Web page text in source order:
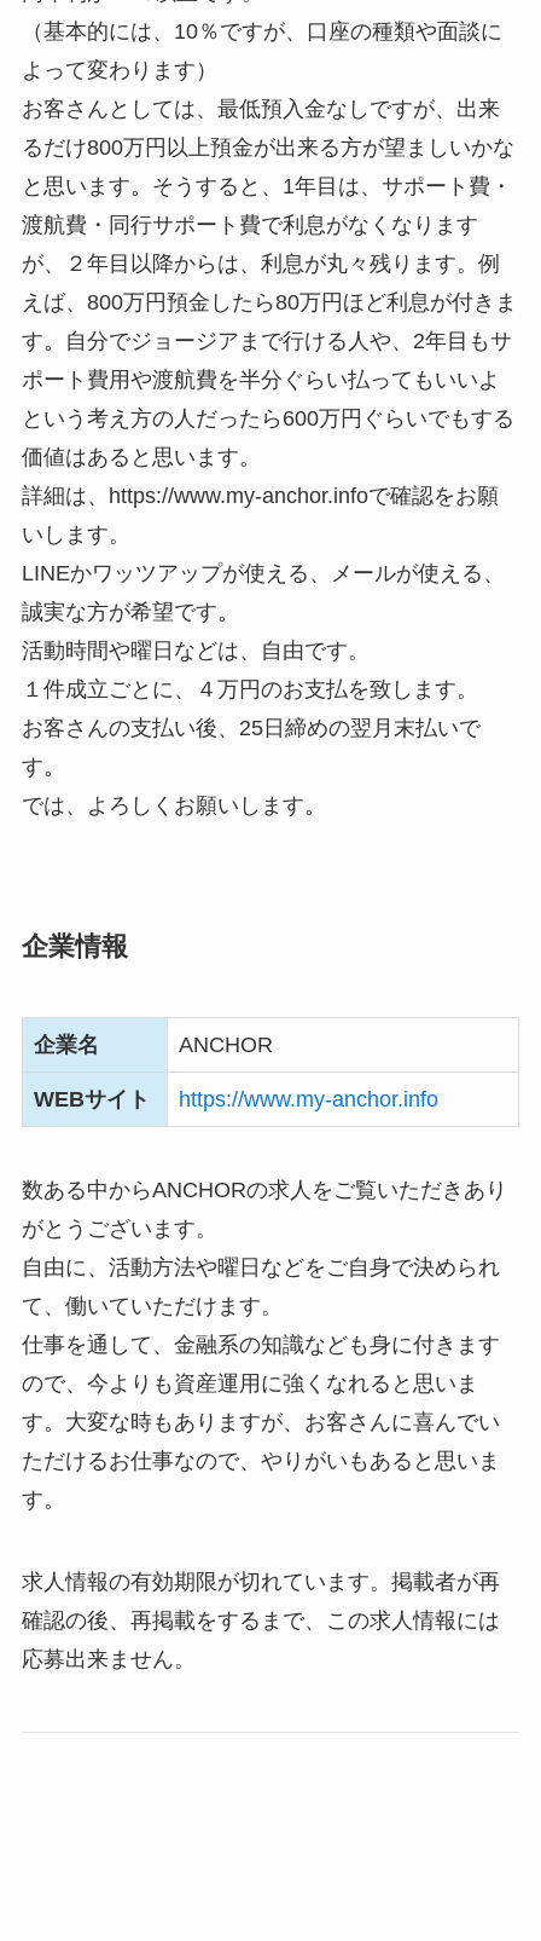
（基本的には、10％ですが、口座の種類や面談に
よって変わります）
お客さんとしては、最低預入金なしですが、出来
るだけ800万円以上預金が出来る方が望ましいかな
と思います。そうすると、1年目は、サポート費・
渡航費・同行サポート費で利息がなくなります
が、２年目以降からは、利息が丸々残ります。例
えば、800万円預金したら80万円ほど利息が付きま
す。自分でジョージアまで行ける人や、2年目もサ
ポート費用や渡航費を半分ぐらい払ってもいいよ
という考え方の人だったら600万円ぐらいでもする
価値はあると思います。
詳細は、https://www.my-anchor.infoで確認をお願
いします。
LINEかワッツアップが使える、メールが使える、
誠実な方が希望です。
活動時間や曜日などは、自由です。
１件成立ごとに、４万円のお支払を致します。
お客さんの支払い後、25日締めの翌月末払いで
す。
では、よろしくお願いします。
企業情報
企業名 ANCHOR
WEBサイト https://www.my-anchor.info
数ある中からANCHORの求人をご覧いただきあり
がとうございます。
自由に、活動方法や曜日などをご自身で決められ
て、働いていただけます。
仕事を通して、金融系の知識なども身に付きます
ので、今よりも資産運用に強くなれると思いま
す。大変な時もありますが、お客さんに喜んでい
ただけるお仕事なので、やりがいもあると思いま
す。
求人情報の有効期限が切れています。掲載者が再
確認の後、再掲載をするまで、この求人情報には
応募出来ません。